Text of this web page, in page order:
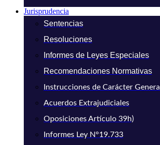
Jurisprudencia
Sentencias
Resoluciones
Informes de Leyes Especiales
Recomendaciones Normativas
Instrucciones de Carácter General
Acuerdos Extrajudiciales
Oposiciones Artículo 39h)
Informes Ley N°19.733